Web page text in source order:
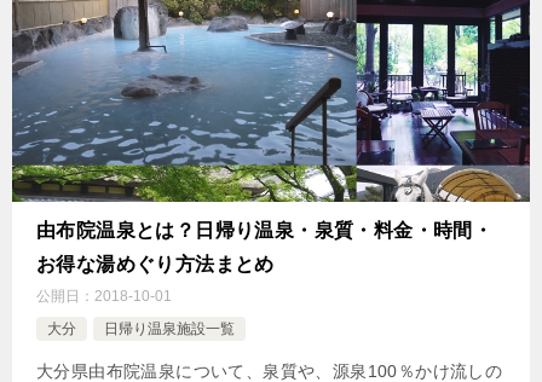
由布院温泉とは？日帰り温泉・泉質・料金・時間・
お得な湯めぐり方法まとめ
公開日： 2018-10-01
大分
日帰り温泉施設一覧
大分県由布院温泉について、泉質や、源泉100％かけ流しの